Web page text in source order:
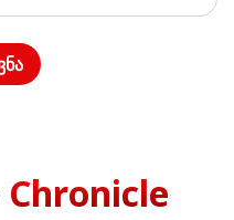
Chronicle